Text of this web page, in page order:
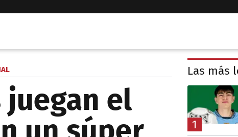
juegan el
Las más
1